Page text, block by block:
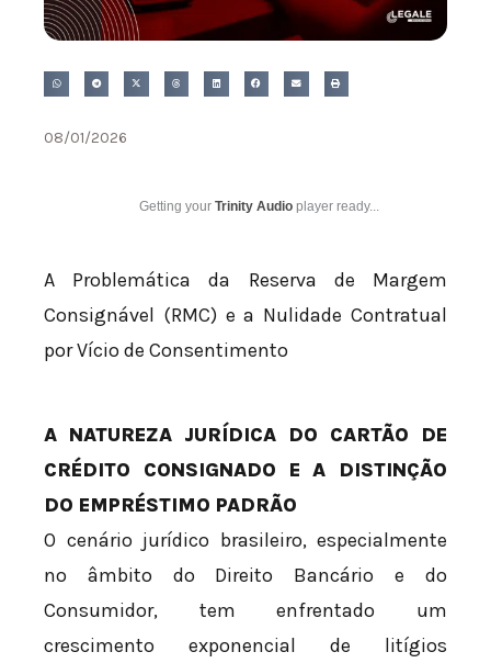
08/01/2026
Getting your Trinity Audio player ready...
A Problemática da Reserva de Margem
Consignável (RMC) e a Nulidade Contratual
por Vício de Consentimento
A NATUREZA JURÍDICA DO CARTÃO DE
CRÉDITO CONSIGNADO E A DISTINÇÃO
DO EMPRÉSTIMO PADRÃO
O cenário jurídico brasileiro, especialmente
no âmbito do Direito Bancário e do
Consumidor, tem enfrentado um
crescimento exponencial de litígios